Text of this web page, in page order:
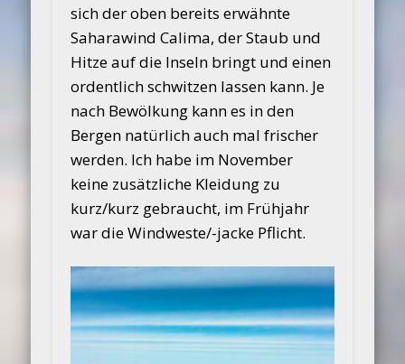
sich der oben bereits erwähnte
Saharawind Calima, der Staub und
Hitze auf die Inseln bringt und einen
ordentlich schwitzen lassen kann. Je
nach Bewölkung kann es in den
Bergen natürlich auch mal frischer
werden. Ich habe im November
keine zusätzliche Kleidung zu
kurz/kurz gebraucht, im Frühjahr
war die Windweste/-jacke Pflicht.